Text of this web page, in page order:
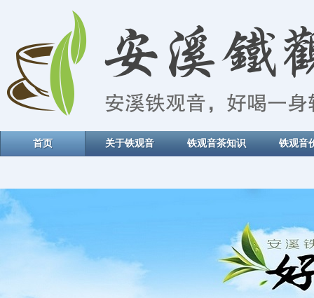
首页 关于铁观音 铁观音茶知识 铁观音